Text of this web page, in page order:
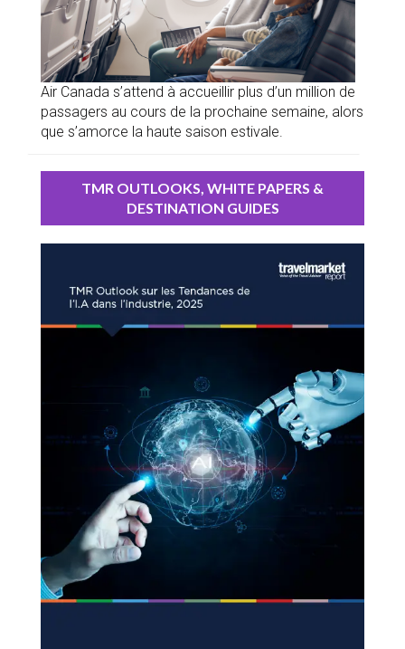
Air Canada s’attend à accueillir plus d’un million de
passagers au cours de la prochaine semaine, alors
que s’amorce la haute saison estivale.
TMR OUTLOOKS, WHITE PAPERS &
DESTINATION GUIDES